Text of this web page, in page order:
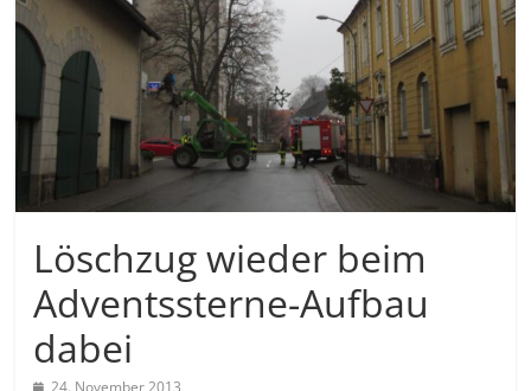
Löschzug wieder beim
Adventssterne-Aufbau
dabei
24. November 2013